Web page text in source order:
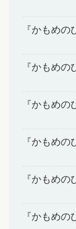
『かもめ
『かもめ
『かもめ
『かもめ
『かもめ
『かもめ